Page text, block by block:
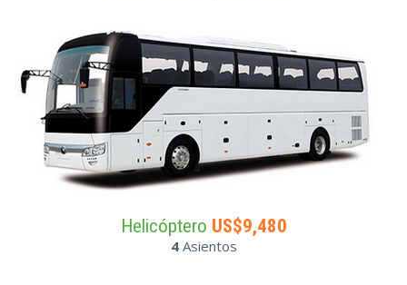
Helicóptero US$9,480
4Asientos